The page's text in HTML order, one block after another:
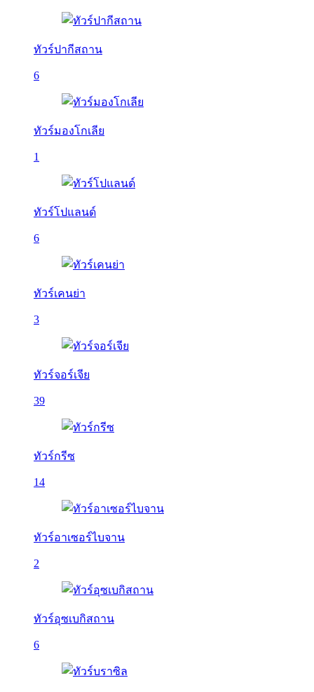
ทัวร์ปากีสถาน
6
ทัวร์มองโกเลีย
1
ทัวร์โปแลนด์
6
ทัวร์เคนย่า
3
ทัวร์จอร์เจีย
39
ทัวร์กรีซ
14
ทัวร์อาเซอร์ไบจาน
2
ทัวร์อุซเบกิสถาน
6